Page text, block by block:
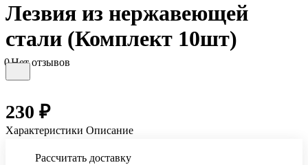
Лезвия из нержавеющей
стали (Комплект 10шт)
0Нет отзывов
230 ₽
Характеристики Описание
Рассчитать доставку